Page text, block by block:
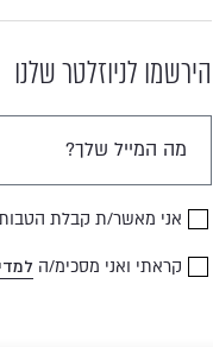
הירשמו לניוזלטר שלנו
אני מאשר/ת קבלת
קראתי ואני מסכימ/ה